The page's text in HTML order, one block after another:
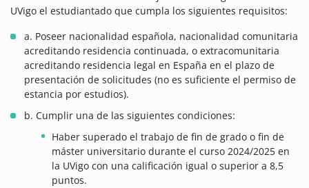
UVigo el estudiantado que cumpla los siguientes requisitos:
a. Poseer nacionalidad española, nacionalidad comunitaria
acreditando residencia continuada, o extracomunitaria
acreditando residencia legal en España en el plazo de
presentación de solicitudes (no es suficiente el permiso de
estancia por estudios).
b. Cumplir una de las siguientes condiciones:
Haber superado el trabajo de fin de grado o fin de
máster universitario durante el curso 2024/2025 en
la UVigo con una calificación igual o superior a 8,5
puntos.